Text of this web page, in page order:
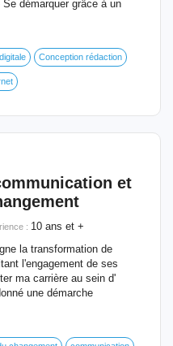
démarquer grâce à un
Conception rédaction
et
: 10 ans et +
la transformation de
l'engagement de ses
ma carrière au sein d'
une démarche